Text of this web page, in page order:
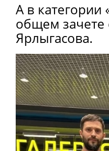
А в категории
общем зачете
Ярлыгасова.